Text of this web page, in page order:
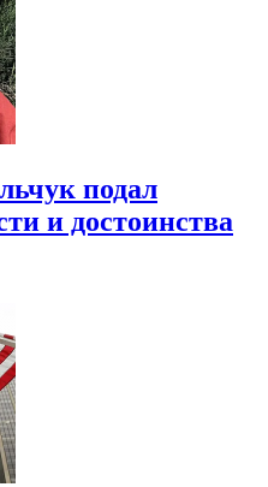
подал
и достоинства